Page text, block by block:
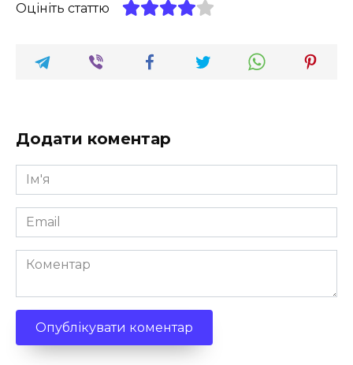
Оцініть статтю
Додати коментар
Ім'я
*
Email
*
Коментар